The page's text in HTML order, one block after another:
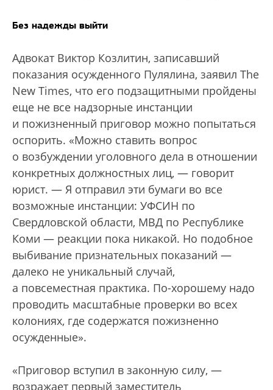
Без надежды выйти
Адвокат Виктор Козлитин, записавший
показания осужденного Пулялина, заявил The
New Times, что его подзащитными пройдены
еще не все надзорные инстанции
и пожизненный приговор можно попытаться
оспорить. «Можно ставить вопрос
о возбуждении уголовного дела в отношении
конкретных должностных лиц, — говорит
юрист. — Я отправил эти бумаги во все
возможные инстанции: УФСИН по
Свердловской области, МВД по Республике
Коми — реакции пока никакой. Но подобное
выбивание признательных показаний —
далеко не уникальный случай,
а повсеместная практика. По-хорошему надо
проводить масштабные проверки во всех
колониях, где содержатся пожизненно
осужденные».
«Приговор вступил в законную силу, —
возражает первый заместитель